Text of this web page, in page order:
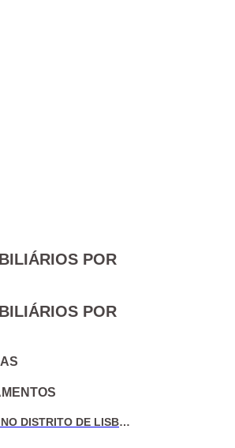
POR
POR
VENDA DE MORADIAS NO DISTRITO DE LISBOA